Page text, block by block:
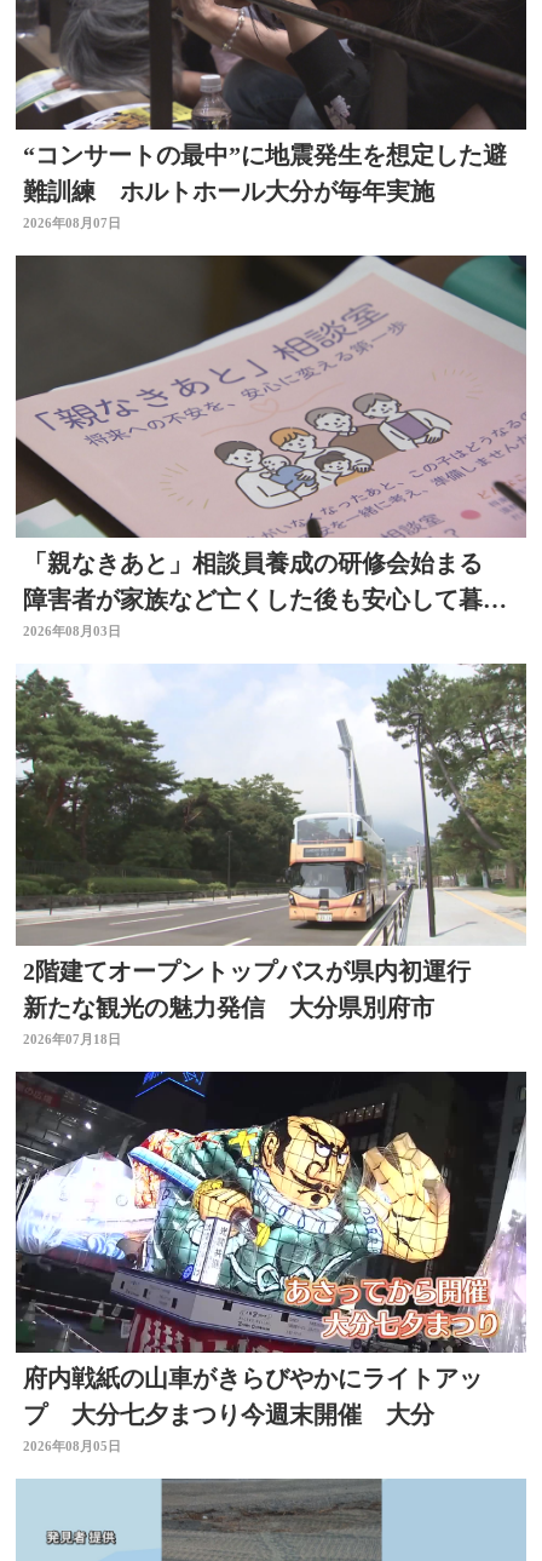
“コンサートの最中”に地震発生を想定した避
難訓練 ホルトホール大分が毎年実施
2026年08月07日
「親なきあと」相談員養成の研修会始まる
障害者が家族など亡くした後も安心して暮ら
せるように 大分
2026年08月03日
2階建てオープントップバスが県内初運行
新たな観光の魅力発信 大分県別府市
2026年07月18日
府内戦紙の山車がきらびやかにライトアッ
プ 大分七夕まつり今週末開催 大分
2026年08月05日